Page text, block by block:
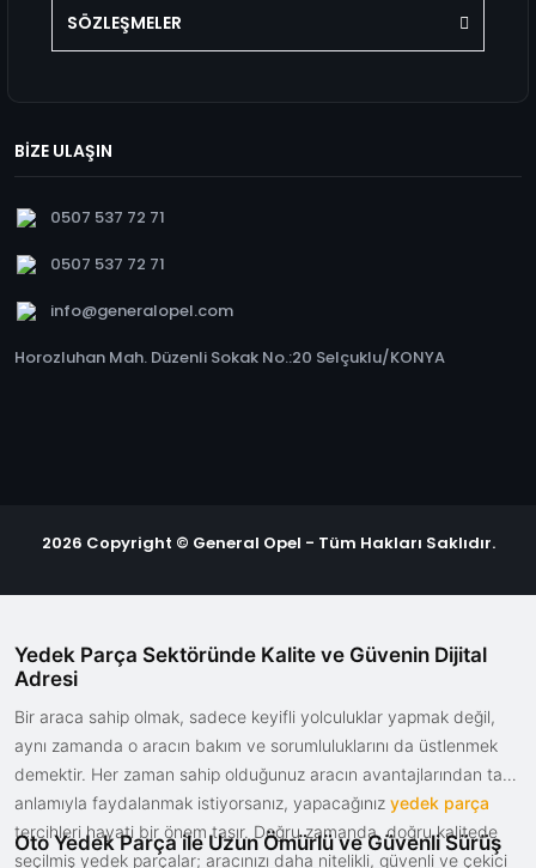
SÖZLEŞMELER
BİZE ULAŞIN
0507 537 72 71
0507 537 72 71
info@generalopel.com
Horozluhan Mah. Düzenli Sokak No.:20 Selçuklu/KONYA
2026 Copyright © General Opel - Tüm Hakları Saklıdır.
Yedek Parça Sektöründe Kalite ve Güvenin Dijital
Adresi
Bir araca sahip olmak, sadece keyifli yolculuklar yapmak değil,
aynı zamanda o aracın bakım ve sorumluluklarını da üstlenmek
demektir. Her zaman sahip olduğunuz aracın avantajlarından tam
anlamıyla faydalanmak istiyorsanız, yapacağınız yedek parça
tercihleri hayati bir önem taşır. Doğru zamanda, doğru kalitede
seçilmiş yedek parçalar; aracınızı daha nitelikli, güvenli ve çekici
Oto Yedek Parça ile Uzun Ömürlü ve Güvenli Sürüş